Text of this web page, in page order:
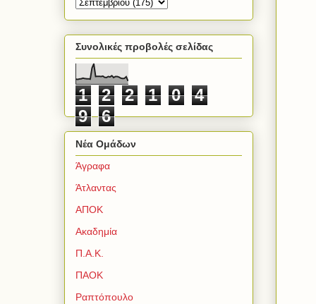
Συνολικές προβολές σελίδας
1 2 2 1 0
4
9
6
Νέα Ομάδων
Άγραφα
Άτλαντας
ΑΠΟΚ
Ακαδημία
Π.Α.Κ.
ΠΑΟΚ
Ραπτόπουλο